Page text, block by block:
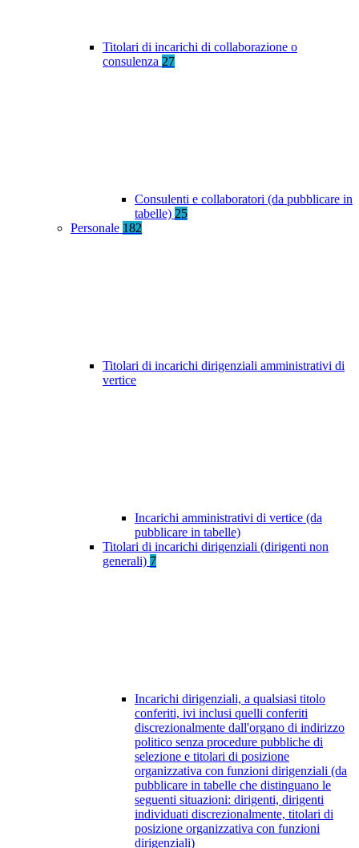
Titolari di incarichi di collaborazione o
consulenza 27
Consulenti e collaboratori (da pubblicare in
tabelle) 25
Personale 182
Titolari di incarichi dirigenziali amministrativi di
vertice
Incarichi amministrativi di vertice (da
pubblicare in tabelle)
Titolari di incarichi dirigenziali (dirigenti non
generali) 7
Incarichi dirigenziali, a qualsiasi titolo
conferiti, ivi inclusi quelli conferiti
discrezionalmente dall'organo di indirizzo
politico senza procedure pubbliche di
selezione e titolari di posizione
organizzativa con funzioni dirigenziali (da
pubblicare in tabelle che distinguano le
seguenti situazioni: dirigenti, dirigenti
individuati discrezionalmente, titolari di
posizione organizzativa con funzioni
dirigenziali)